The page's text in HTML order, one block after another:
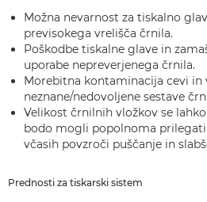
Možna nevarnost za tiskalno
previsokega vrelišča črnila.
Poškodbe tiskalne glave in
uporabe nepreverjenega črnila.
Morebitna kontaminacija cevi in
neznane/nedovoljene sestave
Velikost črnilnih vložkov se
bodo mogli popolnoma
včasih povzroči puščanje in
Prednosti za tiskarski sistem